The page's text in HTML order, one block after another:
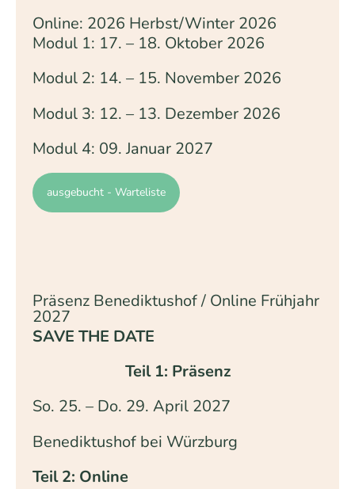
Online: 2026 Herbst/Winter 2026
Modul 1: 17. – 18. Oktober 2026
Modul 2: 14. – 15. November 2026
Modul 3: 12. – 13. Dezember 2026
Modul 4: 09. Januar 2027
ausgebucht - Warteliste
Präsenz Benediktushof / Online Frühjahr
2027
SAVE THE DATE
Teil 1: Präsenz
So. 25. – Do. 29. April 2027
Benediktushof bei Würzburg
Teil 2: Online